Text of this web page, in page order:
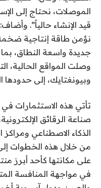
الموصلات، نحتاج إلى
قيد الإنشاء حالياً”.
نؤمن طاقة إنتاجية
جديدة واسعة النطاق،
وصلت المواقع الحالية،
وبيونغتايك، إلى حدودها
تأتي هذه الاستثمارات
صناعة الرقائق
الذكاء الاصطناعي ومراكز
من خلال هذه الخطوات إلى
على مكانتها كأحد أبرز
في مواجهة المنافسة